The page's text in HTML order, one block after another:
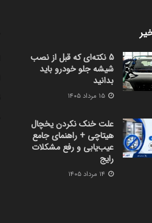
5 نکته‌ای که قبل از نصب
شیشه جلو خودرو باید
بدانید
۱۵ مرداد ۱۴۰۵
علت خنک نکردن یخچال
هیتاچی + راهنمای جامع
عیب‌یابی و رفع مشکلات
رایج